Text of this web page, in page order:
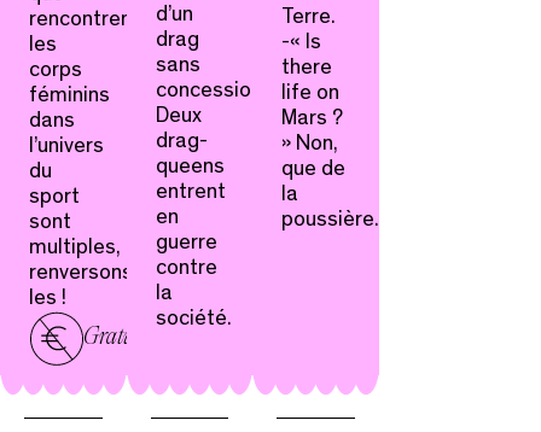
rencontrent
les
corps
féminins
dans
l’univers
du
sport
sont
multiples,
renversons-
les !
Gratuit
d’un
drag
sans
concession.
Deux
drag-
queens
entrent
en
guerre
contre
la
société.
Terre.
-« Is
there
life on
Mars ?
» Non,
que de
la
poussière.